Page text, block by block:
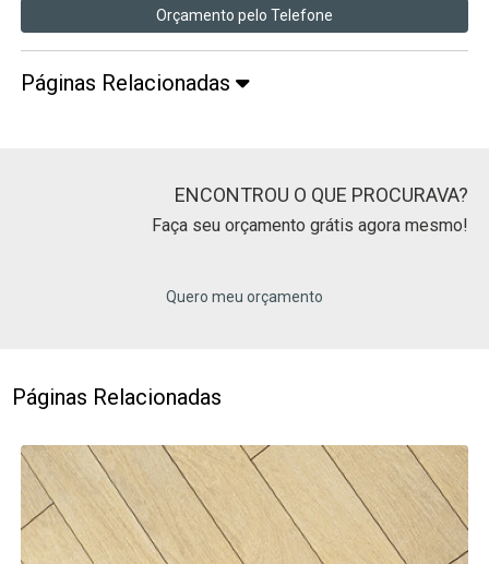
Orçamento pelo Telefone
Páginas Relacionadas
ENCONTROU O QUE PROCURAVA?
Faça seu orçamento grátis agora mesmo!
Quero meu orçamento
Páginas Relacionadas